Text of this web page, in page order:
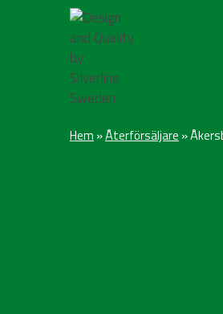
Hem »Återförsäljare »